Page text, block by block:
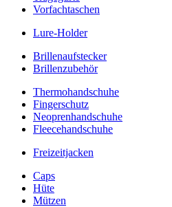
Vorfachtaschen
Lure-Holder
Brillenaufstecker
Brillenzubehör
Thermohandschuhe
Fingerschutz
Neoprenhandschuhe
Fleecehandschuhe
Freizeitjacken
Caps
Hüte
Mützen